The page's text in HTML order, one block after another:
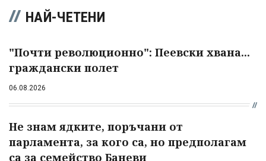
НАЙ-ЧЕТЕНИ
"Почти революционно": Пеевски хвана...
граждански полет
06.08.2026
Не знам ядките, поръчани от
парламента, за кого са, но предполагам
са за семейство Баневи